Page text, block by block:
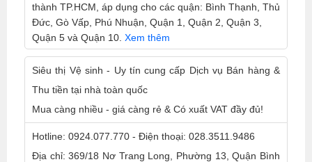
thành TP.HCM, áp dụng cho các quận: Bình Thạnh, Thủ
Đức, Gò Vấp, Phú Nhuận, Quận 1, Quận 2, Quận 3,
Quận 5 và Quận 10. Xem thêm
Siêu thị Vệ sinh - Uy tín cung cấp Dịch vụ Bán hàng &
Thu tiền tại nhà toàn quốc
Mua càng nhiều - giá càng rẻ & Có xuất VAT đầy đủ!
Hotline: 0924.077.770 - Điện thoại: 028.3511.9486
Địa chỉ: 369/18 Nơ Trang Long, Phường 13, Quận Bình